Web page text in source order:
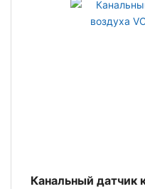
Канальный датчик